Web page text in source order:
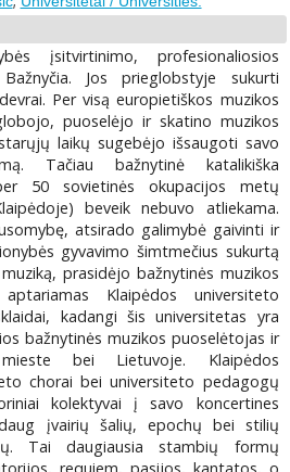
įsitvirtinimo, profesionaliosios
Jos prieglobstyje sukurti
Per visą europietiškos muzikos
puoselėjo ir skatino muzikos
laikų sugebėjo išsaugoti savo
Tačiau bažnytinė katalikiška
50 sovietinės okupacijos metų
beveik nebuvo atliekama.
atsirado galimybė gaivinti ir
gyvavimo šimtmečius sukurtą
prasidėjo bažnytinės muzikos
Klaipėdos universiteto
kadangi šis universitetas yra
bažnytinės muzikos puoselėtojas ir
bei Lietuvoje. Klaipėdos
chorai bei universiteto pedagogų
kolektyvai į savo koncertines
įvairių šalių, epochų bei stilių
Tai daugiausia stambių formų